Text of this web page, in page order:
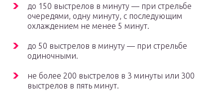
до 150 выстрелов в минуту — при стрельбе
очередями, одну минуту, с последующим
охлаждением не менее 5 минут.
до 50 выстрелов в минуту — при стрельбе
одиночными.
не более 200 выстрелов в 3 минуты или 300
выстрелов в пять минут.